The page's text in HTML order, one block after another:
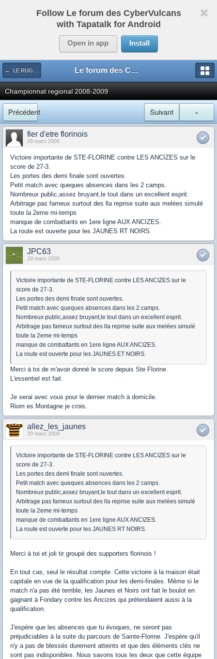
Follow Le forum des CyberVulcans
with Tapatalk for Android
Open in app Install
← LE RUGBY DE CHEZ NOUS Le forum des CyberVulcans
Championnat regional 2008-2009
Précédent »
Suivant
fier d'etre florinois
29 mars 2009
Victoire importante de STE-FLORINE contre LES ANCIZES sur le
score de 27-3.
Les portes des demi finale sont ouvertes.
Petit match avec queques absences dans les 2 camps.
Nombreux public,assez bruyant,le tout dans un excellent esprit.
Arbitrage pas fameux surtout des lla reprise suite aux melées simulé
toute la 2eme mi-temps
manque de combattants en 1ere ligne AUX ANCIZES.
La route est ouverte pour les JAUNES RT NOIRS.
JPC63
29 mars 2009
Victoire importante de STE-FLORINE contre LES ANCIZES sur le
score de 27-3.
Les portes des demi finale sont ouvertes.
Petit match avec queques absences dans les 2 camps.
Nombreux public,assez bruyant,le tout dans un excellent esprit.
Arbitrage pas fameux surtout des lla reprise suite aux melées simulé
toute la 2eme mi-temps
manque de combattants en 1ere ligne AUX ANCIZES.
La route est ouverte pour les JAUNES ET NOIRS.
Merci à toi de m'avoir donné le score depuis Ste Florine.
L'essentiel est fait.
Je serai avec vous pour le dernier match à domicile.
Riom es Montagne je crois.
allez_les_jaunes
29 mars 2009
Victoire importante de STE-FLORINE contre LES ANCIZES sur le
score de 27-3.
Les portes des demi finale sont ouvertes.
Petit match avec queques absences dans les 2 camps.
Nombreux public,assez bruyant,le tout dans un excellent esprit.
Arbitrage pas fameux surtout des lla reprise suite aux melées simulé
toute la 2eme mi-temps
manque de combattants en 1ere ligne AUX ANCIZES.
La route est ouverte pour les JAUNES RT NOIRS.
Merci à toi et joli tir groupé des supporters florinois !
En tout cas, seul le résultat compte. Cette victoire à la maison était
capitale en vue de la qualification pour les demi-finales. Même si le
match n'a pas été terrible, les Jaunes et Noirs ont fait le boulot en
gagnant à Fondary contre les Ancizes qui prétendaient aussi à la
qualification.
J'espère que les absences que tu évoques, ne seront pas
préjudiciables à la suite du parcours de Sainte-Florine. J'espère qu'il
n'y a pas de blessés durement atteints et que des éléments clés ne
sont pas indisponibles. Nous savons tous les deux que cette équipe